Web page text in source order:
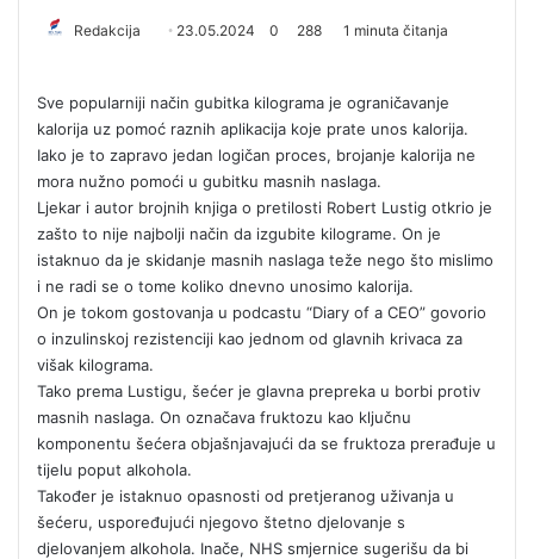
Redakcija
e
m
a
i
l
23.05.2024 0 288 1 minuta čitanja
Sve popularniji način gubitka kilograma je ograničavanje
kalorija uz pomoć raznih aplikacija koje prate unos kalorija.
Iako je to zapravo jedan logičan proces, brojanje kalorija ne
mora nužno pomoći u gubitku masnih naslaga.
Ljekar i autor brojnih knjiga o pretilosti Robert Lustig otkrio je
zašto to nije najbolji način da izgubite kilograme. On je
istaknuo da je skidanje masnih naslaga teže nego što mislimo
i ne radi se o tome koliko dnevno unosimo kalorija.
On je tokom gostovanja u podcastu “Diary of a CEO” govorio
o inzulinskoj rezistenciji kao jednom od glavnih krivaca za
višak kilograma.
Tako prema Lustigu, šećer je glavna prepreka u borbi protiv
masnih naslaga. On označava fruktozu kao ključnu
komponentu šećera objašnjavajući da se fruktoza prerađuje u
tijelu poput alkohola.
Također je istaknuo opasnosti od pretjeranog uživanja u
šećeru, uspoređujući njegovo štetno djelovanje s
djelovanjem alkohola. Inače, NHS smjernice sugerišu da bi